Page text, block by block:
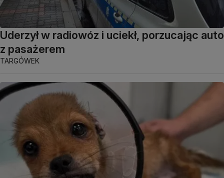
Uderzył w radiowóz i uciekł, porzucając auto
z pasażerem
TARGÓWEK